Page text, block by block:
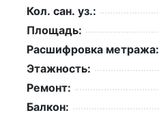
Кол. сан. уз.:
Площадь:
Расшифровка метража:
Этажность:
Ремонт:
Балкон: